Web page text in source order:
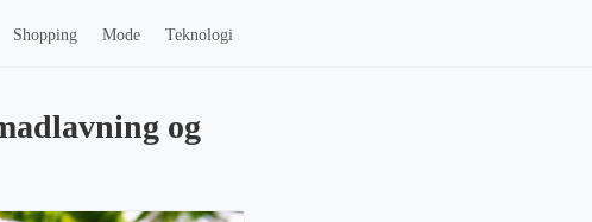
Shopping Mode Teknologi
og